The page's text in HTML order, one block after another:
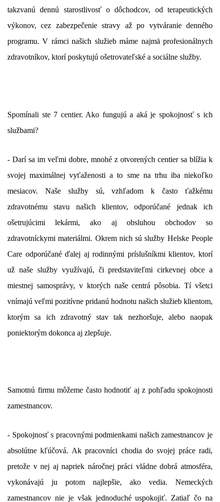
takzvanú dennú starostlivosť o dôchodcov, od terapeutických
výkonov, cez zabezpečenie stravy až po vytváranie denného
programu. V rámci našich služieb máme najmä profesionálnych
zdravotníkov, ktorí poskytujú ošetrovateľské a sociálne služby.
Spomínali ste 7 centier. Ako fungujú a aká je spokojnosť s ich
službami?
- Darí sa im veľmi dobre, mnohé z otvorených centier sa blížia k
svojej maximálnej vyťaženosti a to sme na trhu iba niekoľko
mesiacov. Naše služby sú, vzhľadom k často ťažkému
zdravotnému stavu našich klientov, odporúčané jednak ich
ošetrujúcimi lekármi, ako aj obsluhou obchodov so
zdravotníckymi materiálmi. Okrem nich sú služby Helske People
Care odporúčané ďalej aj rodinnými príslušníkmi klientov, ktorí
už naše služby využívajú, či predstaviteľmi cirkevnej obce a
miestnej samosprávy, v ktorých naše centrá pôsobia. Tí všetci
vnímajú veľmi pozitívne pridanú hodnotu našich služieb klientom,
ktorým sa ich zdravotný stav tak nezhoršuje, alebo naopak
poniektorým dokonca aj zlepšuje.
Samotnú firmu môžeme často hodnotiť aj z pohľadu spokojnosti
zamestnancov.
- Spokojnosť s pracovnými podmienkami našich zamestnancov je
absolútne kľúčová. Ak pracovníci chodia do svojej práce radi,
pretože v nej aj napriek náročnej práci vládne dobrá atmosféra,
vykonávajú ju potom najlepšie, ako vedia. Nemeckých
zamestnancov nie je však jednoduché uspokojiť. Zatiaľ čo na